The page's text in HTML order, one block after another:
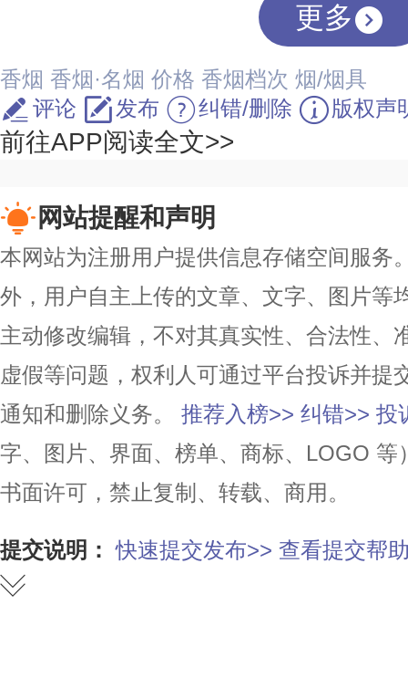
更多
香烟 香烟·名烟 价格 香烟档次 烟/烟具
评论
发布 纠错/删除 版权声
前往APP阅读全文>>
网站提醒和声明
本网站为注册用户提供信息存储空间服务
外，用户自主上传的文章、文字、图片等
主动修改编辑，不对其真实性、合法性、
虚假等问题，权利人可通过平台投诉并提
通知和删除义务。
推荐入榜>> 纠错>> 投
字、图片、界面、榜单、商标、LOGO
书面许可，禁止复制、转载、商用。
提交说明： 快速提交发布>> 查看提交帮